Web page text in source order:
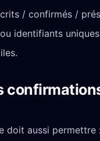
/ confirmés /
identifiants
doit aussi permettre :